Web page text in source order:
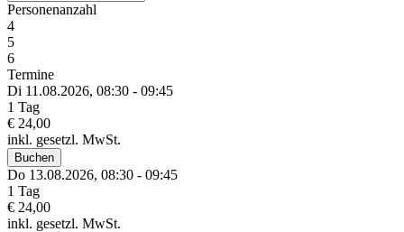
Personenanzahl
4
5
6
Termine
Di 11.08.2026, 08:30 - 09:45
1 Tag
€ 24,00
inkl. gesetzl. MwSt.
Buchen
Do 13.08.2026, 08:30 - 09:45
1 Tag
€ 24,00
inkl. gesetzl. MwSt.